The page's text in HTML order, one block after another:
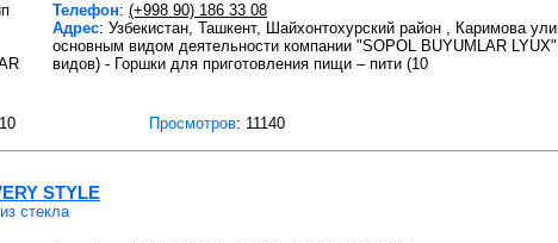
Телефон: (+998 90) 186 33 08
Адрес: Узбекистан, Ташкент, Шайхонтохурский район , Каримова
основным видом деятельности компании "SOPOL BUYUMLAR
видов) - Горшки для приготовления пищи – пити (10
10 Просмотров: 11140
STYLE
стекла